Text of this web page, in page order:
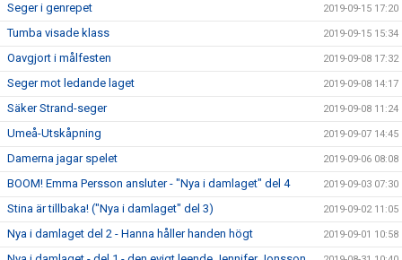
Seger i genrepet 2019-09-15 17:20
Tumba visade klass 2019-09-15 15:34
Oavgjort i målfesten 2019-09-08 17:32
Seger mot ledande laget 2019-09-08 14:17
Säker Strand-seger 2019-09-08 11:24
Umeå-Utskåpning 2019-09-07 14:45
Damerna jagar spelet 2019-09-06 08:08
BOOM! Emma Persson ansluter - "Nya i damlaget" del 4 2019-09-03 07:30
Stina är tillbaka! ("Nya i damlaget" del 3) 2019-09-02 11:05
Nya i damlaget del 2 - Hanna håller handen högt 2019-09-01 10:58